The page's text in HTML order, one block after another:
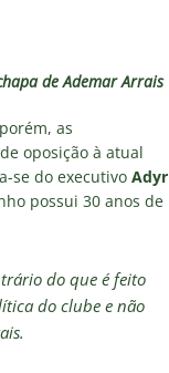
eleitoral
feira; saiba o motivo
NOTÍCIAS
de Ademar Arrais
as
oposição à atual
se do executivo Adyr
possui 30 anos de
do que é feito
do clube e não